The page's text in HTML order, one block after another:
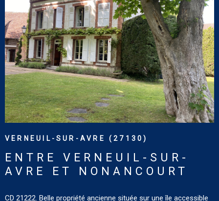
le tout. Tout confort : chauffage central au fioul. DPE : F. GES : F.
Estimation des coûts annuels d'énergie du logement pour une
utilisation standard : entre 2 210 € et 3 030 € [prix moyens des
énergies indexés au 1er janvier 2021 (abonnements compris).
Terrain de 1ha 00a 38ca avec écurie de 107 m² et quatre granges
(299 m², 114 m², 96 m² et 77 m²) Les informations sur les
risques auxquels ce bien est exposé sont disponibles sur le site :
www.georisques.gouv.fr
VERNEUIL-SUR-AVRE (27130)
ENTRE VERNEUIL-SUR-
AVRE ET NONANCOURT
CD 21222. Belle propriété ancienne située sur une île accessible
VOIR LE BIEN